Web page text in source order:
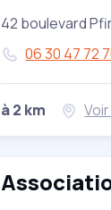
42 boulevard
06 30 47 72
à 2 km